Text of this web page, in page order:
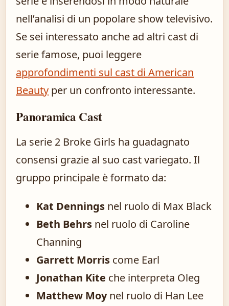
nell’analisi di un popolare show televisivo.
Se sei interessato anche ad altri cast di
serie famose, puoi leggere
approfondimenti sul cast di American
Beauty per un confronto interessante.
Panoramica Cast
La serie 2 Broke Girls ha guadagnato
consensi grazie al suo cast variegato. Il
gruppo principale è formato da:
Kat Dennings nel ruolo di Max Black
Beth Behrs nel ruolo di Caroline
Channing
Garrett Morris come Earl
Jonathan Kite che interpreta Oleg
Matthew Moynel ruolo di Han Lee